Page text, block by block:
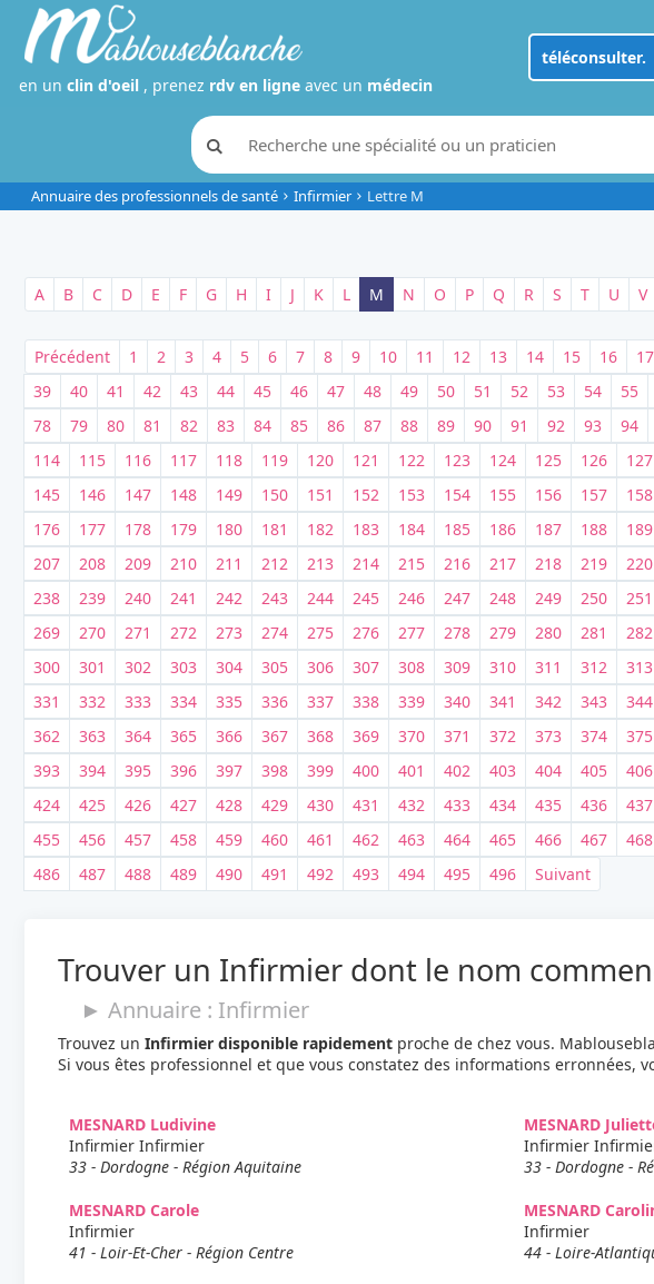
téléconsulter.
en un clin d'oeil , prenez rdv en ligneavec un médecin
Annuaire des professionnels de santé Infirmier Lettre M
A B C D E F G H I J K L M N O P Q R S T U V
Précédent 1 2 3 4 5 6 7 8 9 10 11 12 13 14 15 16 17
39
40 41 42 43 44 45 46 47 48 49 50 51 52 53 54 55
78
79 80 81 82 83 84 85 86 87 88 89 90 91 92 93 94
114
115 116 117 118 119 120 121 122 123 124 125 126 127
145
146 147 148 149 150 151 152 153 154 155 156 157 158
176
177 178 179 180 181 182 183 184 185 186 187 188 189
207
208 209 210 211 212 213 214 215 216 217 218 219 220
238
239 240 241 242 243 244 245 246 247 248 249 250 251
269
270 271 272 273 274 275 276 277 278 279 280 281 282
300
301 302 303 304 305 306 307 308 309 310 311 312 313
331
332 333 334 335 336 337 338 339 340 341 342 343 344
362
363 364 365 366 367 368 369 370 371 372 373 374 375
393
394 395 396 397 398 399 400 401 402 403 404 405 406
424
425 426 427 428 429 430 431 432 433 434 435 436 437
455
456 457 458 459 460 461 462 463 464 465 466 467 468
486
487 488 489 490 491 492 493 494 495 496 Suivant
Trouver un Infirmier dont le nom
► Annuaire : Infirmier
Trouvez un Infirmier disponible rapidementproche de chez vous.
Si vous êtes professionnel et que vous constatez des informations erronnées,
MESNARD Ludivine
Infirmier Infirmier
33 - Dordogne - Région Aquitaine
MESNARD
Infirmier
33 - Dordogne -
MESNARD Carole
Infirmier
41 - Loir-Et-Cher - Région Centre
MESNARD
Infirmier
44 - Loire-